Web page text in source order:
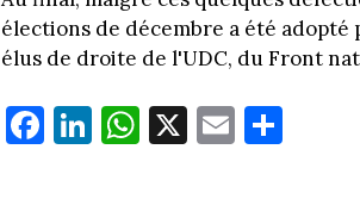
élections de décembre a été adopté
élus de droite de l'UDC, du Front
Fa
ce
Li
nk
W
ha
X E
m